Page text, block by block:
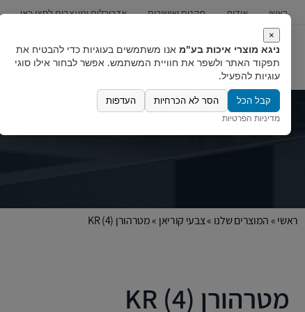
ראשי אודות תקנים ואישורים אדריכלים ומעצבים לחצו כאן
כיורים ברזים מערכות מים
ראשי»המוצרים שלנו »צבעי קוריאן »מטרהורן (4) KR
מטרהורן (4) KR
×
ניגא מוצרי איכות בע"מ אנו משתמשים בעוגיות כדי להבטיח את
תפקוד האתר ולשפר את חוויית המשתמש. אפשר לבחור אילו סוגי
עוגיות להפעיל.
קבל הכל הסר לא הכרחיות העדפות
מדיניות הפרטיות